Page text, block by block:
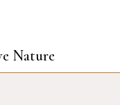
Nature